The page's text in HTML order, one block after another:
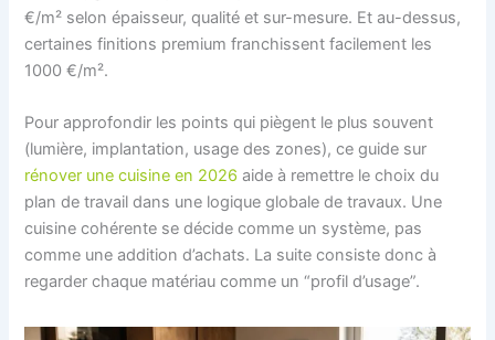
€/m² selon épaisseur, qualité et sur-mesure. Et au-dessus,
certaines finitions premium franchissent facilement les
1000 €/m².
Pour approfondir les points qui piègent le plus souvent
(lumière, implantation, usage des zones), ce guide sur
rénover une cuisine en 2026 aide à remettre le choix du
plan de travail dans une logique globale de travaux. Une
cuisine cohérente se décide comme un système, pas
comme une addition d’achats. La suite consiste donc à
regarder chaque matériau comme un “profil d’usage”.